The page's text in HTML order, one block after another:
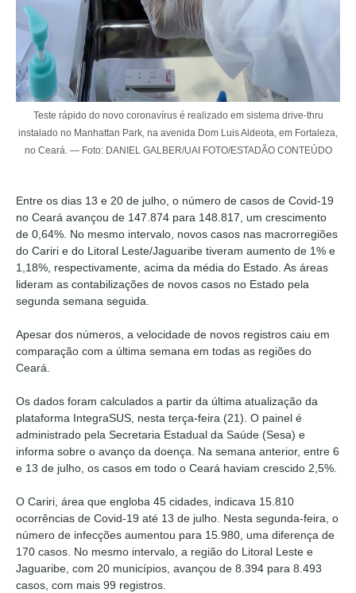
Teste rápido do novo coronavírus é realizado em sistema drive-thru
instalado no Manhattan Park, na avenida Dom Luis Aldeota, em Fortaleza,
no Ceará. — Foto: DANIEL GALBER/UAI FOTO/ESTADÃO CONTEÚDO
Entre os dias 13 e 20 de julho, o número de casos de Covid-19
no Ceará avançou de 147.874 para 148.817, um crescimento
de 0,64%. No mesmo intervalo, novos casos nas macrorregiões
do Cariri e do Litoral Leste/Jaguaribe tiveram aumento de 1% e
1,18%, respectivamente, acima da média do Estado. As áreas
lideram as contabilizações de novos casos no Estado pela
segunda semana seguida.
Apesar dos números, a velocidade de novos registros caiu em
comparação com a última semana em todas as regiões do
Ceará.
Os dados foram calculados a partir da última atualização da
plataforma IntegraSUS, nesta terça-feira (21). O painel é
administrado pela Secretaria Estadual da Saúde (Sesa) e
informa sobre o avanço da doença. Na semana anterior, entre 6
e 13 de julho, os casos em todo o Ceará haviam crescido 2,5%.
O Cariri, área que engloba 45 cidades, indicava 15.810
ocorrências de Covid-19 até 13 de julho. Nesta segunda-feira, o
número de infecções aumentou para 15.980, uma diferença de
170 casos. No mesmo intervalo, a região do Litoral Leste e
Jaguaribe, com 20 municípios, avançou de 8.394 para 8.493
casos, com mais 99 registros.